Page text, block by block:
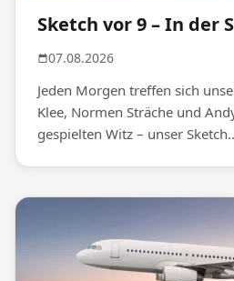
Sketch vor 9 – In der
07.08.2026
Jeden Morgen treffen sich
Klee, Normen Sträche und
gespielten Witz – unser